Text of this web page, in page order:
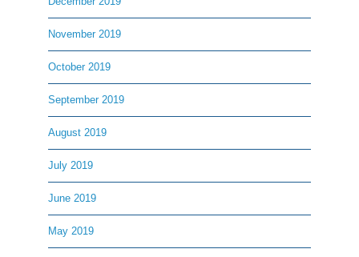
November 2019
October 2019
September 2019
August 2019
July 2019
June 2019
May 2019